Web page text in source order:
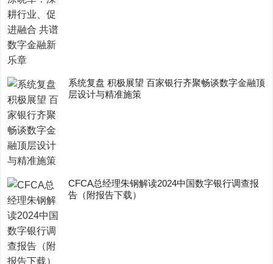
系统复盘 积极展望 百家银行齐聚畅谈数字金融顶
层设计与精准施策
CFCA总经理朱钢解读2024中国数字银行调查报
告（附报告下载）